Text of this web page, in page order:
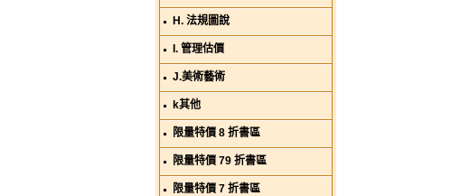
H. 法規圖說
I. 管理估價
J.美術藝術
k其他
限量特價 8 折書區
限量特價 79 折書區
限量特價 7 折書區